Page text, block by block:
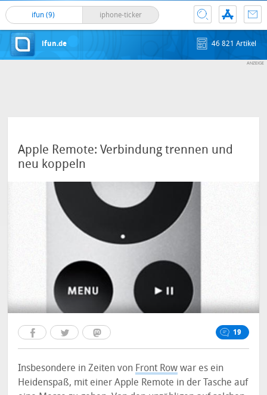
ifun (9) iphone-ticker
ifun.de 46 821 Artikel
Apple Remote: Verbindung trennen und
neu koppeln
19
Insbesondere in Zeiten von Front Row war es ein
Heidenspaß, mit einer Apple Remote in der Tasche auf